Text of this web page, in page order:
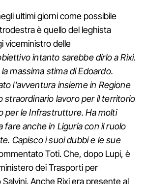
ultimi giorni come possibile
è quello del leghista
viceministro delle
intanto sarebbe dirlo a Rixi.
massima stima di Edoardo.
l'avventura insieme in Regione
straordinario lavoro per il territorio
per le Infrastrutture. Ha molti
fare anche in Liguria con il ruolo
Capisco i suoi dubbi e le sue
Toti. Che, dopo Lupi, è
dei Trasporti per
Anche Rixi era presente al